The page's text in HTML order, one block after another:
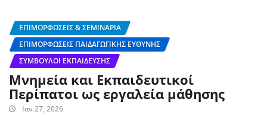
ΕΠΙΜΟΡΦΏΣΕΙΣ & ΣΕΜΙΝΆΡΙΑ
ΕΠΙΜΟΡΦΏΣΕΙΣ ΠΑΙΔΑΓΩΓΙΚΉΣ ΕΥΘΎΝΗΣ
ΣΎΜΒΟΥΛΟΙ ΕΚΠΑΊΔΕΥΣΗΣ
Μνημεία και Εκπαιδευτικοί
Περίπατοι ως εργαλεία μάθησης
Ιαν 27, 2026